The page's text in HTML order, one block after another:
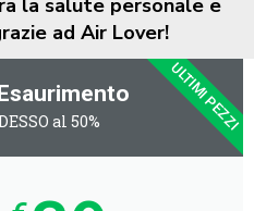
ad Air Lover!
al 50% ULTIMI PEZZI